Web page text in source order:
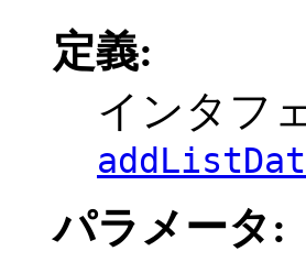
定義:
インタフ
パラメータ: